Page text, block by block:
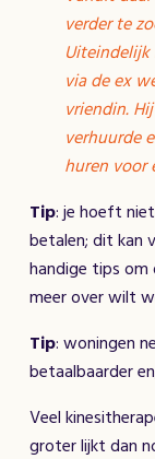
verder te
via de ex
vriendin.
verhuurde
huren voor
Tip: je hoeft
betalen; dit kan
handige tips om
meer over wilt
Tip: woningen
betaalbaarder
Veel
groter lijkt dan